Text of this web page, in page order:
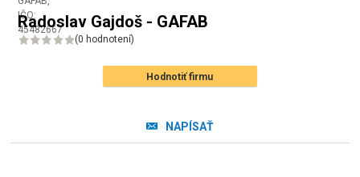
Radoslav Gajdoš - GAFAB
(0 hodnotení)
Hodnotiť firmu
NAPÍSAŤ